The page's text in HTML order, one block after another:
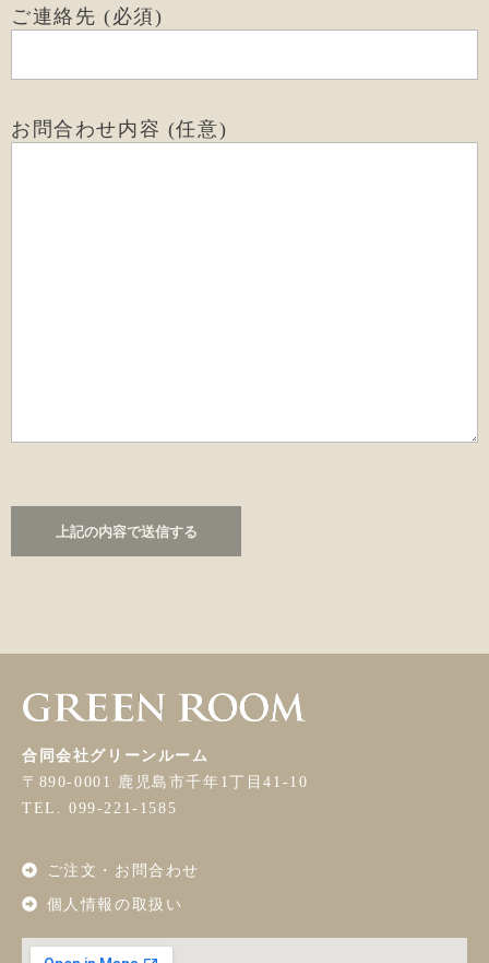
ご連絡先 (必須)
お問合わせ内容 (任意)
合同会社グリーンルーム
〒890-0001 鹿児島市千年1丁目41-10
TEL. 099-221-1585
ご注文・お問合わせ
個人情報の取扱い